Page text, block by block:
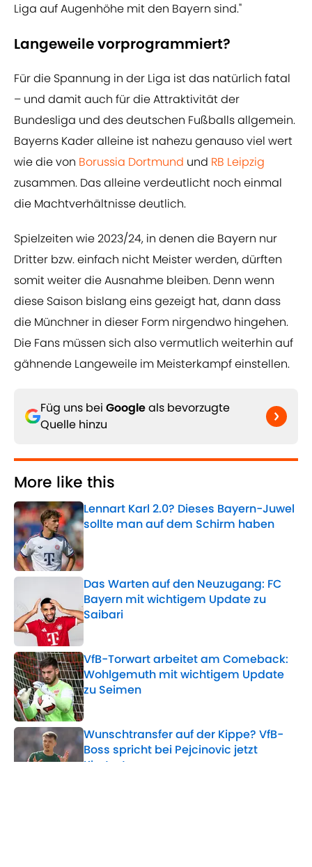
Liga auf Augenhöhe mit den Bayern sind."
Langeweile vorprogrammiert?
Für die Spannung in der Liga ist das natürlich fatal
– und damit auch für die Attraktivität der
Bundesliga und des deutschen Fußballs allgemein.
Bayerns Kader alleine ist nahezu genauso viel wert
wie die von Borussia Dortmund und RB Leipzig
zusammen. Das alleine verdeutlicht noch einmal
die Machtverhältnisse deutlich.
Spielzeiten wie 2023/24, in denen die Bayern nur
Dritter bzw. einfach nicht Meister werden, dürften
somit weiter die Ausnahme bleiben. Denn wenn
diese Saison bislang eins gezeigt hat, dann dass
die Münchner in dieser Form nirgendwo hingehen.
Die Fans müssen sich also vermutlich weiterhin auf
gähnende Langeweile im Meisterkampf einstellen.
Füg uns bei Googleals bevorzugte
Quelle hinzu
More like this
Lennart Karl 2.0? Dieses Bayern-Juwel
sollte man auf dem Schirm haben
Published by on Invalid Date
Das Warten auf den Neuzugang: FC
Bayern mit wichtigem Update zu
Saibari
VfB-Torwart arbeitet am Comeback:
Wohlgemuth mit wichtigem Update
zu Seimen
Published by on Invalid Date
Wunschtransfer auf der Kippe? VfB-
Boss spricht bei Pejcinovic jetzt
Klartext